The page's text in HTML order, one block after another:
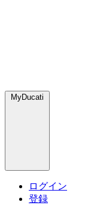
MyDucati
ログイン
登録